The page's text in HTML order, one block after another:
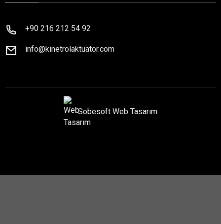
+90 216 212 54 92
info@kinetrolaktuator.com
Sobesoft Web Tasarım